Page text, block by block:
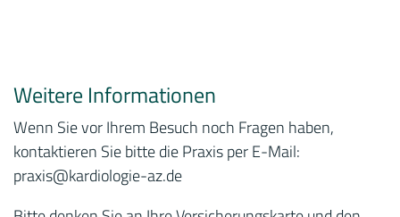
Weitere Informationen
Wenn Sie vor Ihrem Besuch noch Fragen haben,
kontaktieren Sie bitte die Praxis per E-Mail:
praxis@kardiologie-az.de